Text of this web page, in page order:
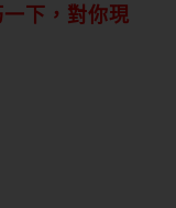
下，對你現